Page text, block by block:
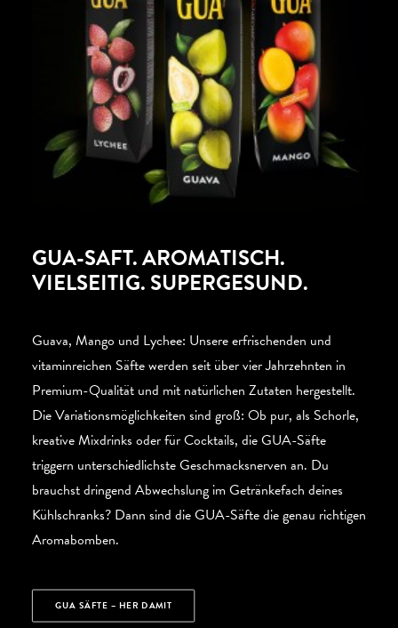
GUA-SAFT. AROMATISCH.
VIELSEITIG. SUPERGESUND.
Guava, Mango und Lychee: Unsere erfrischenden und
vitaminreichen Säfte werden seit über vier Jahrzehnten in
Premium-Qualität und mit natürlichen Zutaten hergestellt.
Die Variationsmöglichkeiten sind groß: Ob pur, als Schorle,
kreative Mixdrinks oder für Cocktails, die GUA-Säfte
triggern unterschiedlichste Geschmacksnerven an. Du
brauchst dringend Abwechslung im Getränkefach deines
Kühlschranks? Dann sind die GUA-Säfte die genau richtigen
Aromabomben.
GUA SÄFTE – HER DAMIT